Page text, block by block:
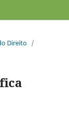
Direito /